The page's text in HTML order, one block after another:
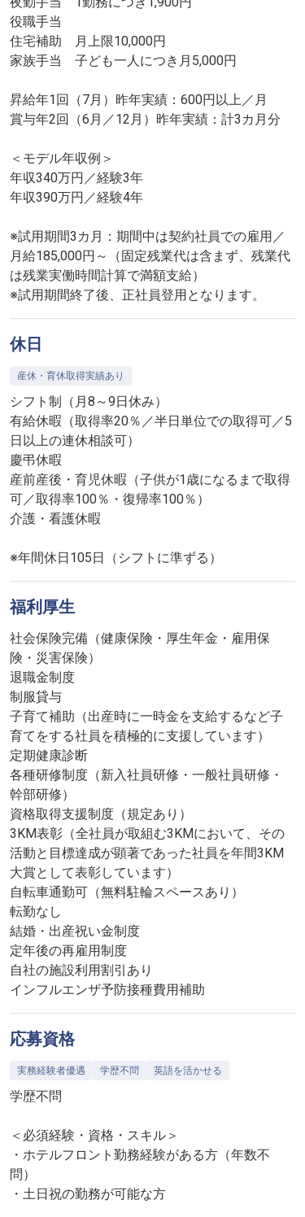
役職手当
住宅補助 月上限10,000円
家族手当 子ども一人につき月5,000円
昇給年1回（7月）昨年実績：600円以上／月
賞与年2回（6月／12月）昨年実績：計3カ月分
＜モデル年収例＞
年収340万円／経験3年
年収390万円／経験4年
※試用期間3カ月：期間中は契約社員での雇用／
月給185,000円～（固定残業代は含まず、残業代
は残業実働時間計算で満額支給）
※試用期間終了後、正社員登用となります。
休日
産休・育休取得実績あり
シフト制（月8～9日休み）
有給休暇（取得率20％／半日単位での取得可／5
日以上の連休相談可）
慶弔休暇
産前産後・育児休暇（子供が1歳になるまで取得
可／取得率100％・復帰率100％）
介護・看護休暇
※年間休日105日（シフトに準ずる）
福利厚生
社会保険完備（健康保険・厚生年金・雇用保
険・災害保険）
退職金制度
制服貸与
子育て補助（出産時に一時金を支給するなど子
育てをする社員を積極的に支援しています）
定期健康診断
各種研修制度（新入社員研修・一般社員研修・
幹部研修）
資格取得支援制度（規定あり）
3KM表彰（全社員が取組む3KMにおいて、その
活動と目標達成が顕著であった社員を年間3KM
大賞として表彰しています）
自転車通勤可（無料駐輪スペースあり）
転勤なし
結婚・出産祝い金制度
定年後の再雇用制度
自社の施設利用割引あり
インフルエンザ予防接種費用補助
応募資格
実務経験者優遇 学歴不問 英語を活かせる
学歴不問
＜必須経験・資格・スキル＞
・ホテルフロント勤務経験がある方（年数不
問）
・土日祝の勤務が可能な方